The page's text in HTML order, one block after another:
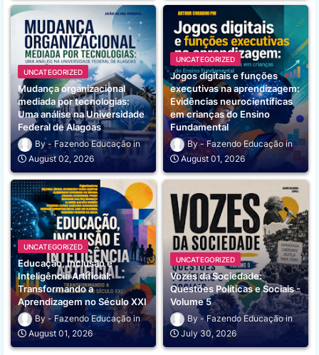
UNCATEGORIZED
Mudança organizacional
mediada por tecnologias:
Uma análise na Universidade
Federal de Alagoas
Fazendo Educação
August 02, 2026
UNCATEGORIZED
Jogos digitais e funções
executivas na aprendizagem:
Evidências neurocientíficas
em crianças do Ensino
Fundamental
Fazendo Educação
August 01, 2026
UNCATEGORIZED
Educação, Inclusão e
Inteligência Artificial:
Transformando a
Aprendizagem no Século XXI
Fazendo Educação
August 01, 2026
UNCATEGORIZED
Vozes da Sociedade:
Questões Políticas e Sociais -
Volume 5
Fazendo Educação
July 30, 2026